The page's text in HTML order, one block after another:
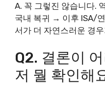
A. 꼭 그렇진 않습니다.
국내 복귀 → 이후 ISA/
서가 더 자연스러운 경
Q2. 결론이
저 뭘 확인해